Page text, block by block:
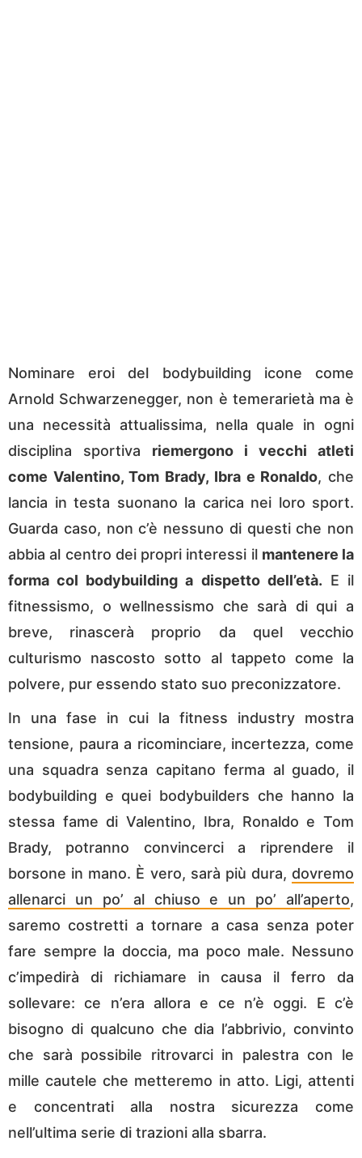
Nominare eroi del bodybuilding icone come
Arnold Schwarzenegger, non è temerarietà ma è
una necessità attualissima, nella quale in ogni
disciplina sportiva riemergono i vecchi atleti
come Valentino, Tom Brady, Ibra e Ronaldo, che
lancia in testa suonano la carica nei loro sport.
Guarda caso, non c’è nessuno di questi che non
abbia al centro dei propri interessi il mantenere la
forma col bodybuilding a dispetto dell’età. E il
fitnessismo, o wellnessismo che sarà di qui a
breve, rinascerà proprio da quel vecchio
culturismo nascosto sotto al tappeto come la
polvere, pur essendo stato suo preconizzatore.
In una fase in cui la fitness industry mostra
tensione, paura a ricominciare, incertezza, come
una squadra senza capitano ferma al guado, il
bodybuilding e quei bodybuilders che hanno la
stessa fame di Valentino, Ibra, Ronaldo e Tom
Brady, potranno convincerci a riprendere il
borsone in mano. È vero, sarà più dura, dovremo
allenarci un po’ al chiuso e un po’ all’aperto,
saremo costretti a tornare a casa senza poter
fare sempre la doccia, ma poco male. Nessuno
c’impedirà di richiamare in causa il ferro da
sollevare: ce n’era allora e ce n’è oggi. E c’è
bisogno di qualcuno che dia l’abbrivio, convinto
che sarà possibile ritrovarci in palestra con le
mille cautele che metteremo in atto. Ligi, attenti
e concentrati alla nostra sicurezza come
nell’ultima serie di trazioni alla sbarra.